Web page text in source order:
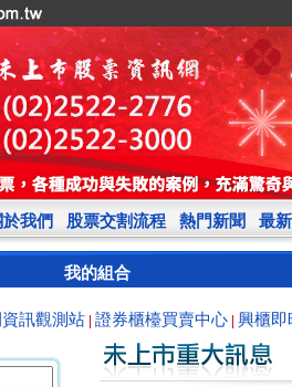
於我們 股票交割流程 熱門新聞 最
我的組合
訊觀測站 證券櫃檯買賣中心 興櫃即